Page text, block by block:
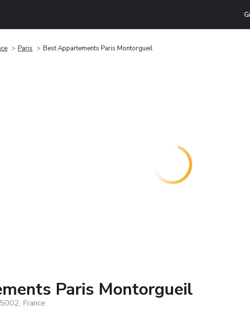
Paris Best Appartements Paris Montorgueil
Paris Montorgueil
France